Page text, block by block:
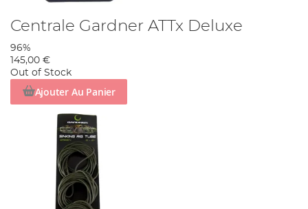
Centrale Gardner ATTx Deluxe
96%
145,00 €
Out of Stock
Ajouter Au Panier